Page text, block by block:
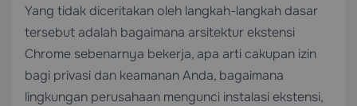
Yang tidak diceritakan oleh langkah-langkah dasar
tersebut adalah bagaimana arsitektur ekstensi
Chrome sebenarnya bekerja, apa arti cakupan izin
bagi privasi dan keamanan Anda, bagaimana
lingkungan perusahaan mengunci instalasi ekstensi,